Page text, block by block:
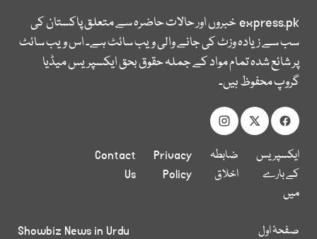
express.pkخبروں اور حالات حاضرہ سے متعلق پاکستان کی
سب سے زیادہ وزٹ کی جانے والی ویب سائٹ ہے۔ اس ویب سائٹ
پر شائع شدہ تمام مواد کے جملہ حقوق بحق ایکسپریس میڈیا
گروپ محفوظ ہیں۔
ایکسپریس
کے بارے
میں
ضابطہ
اخلاق
Privacy
Policy
Contact
Us
صفحۂ اول
Showbiz News in Urdu